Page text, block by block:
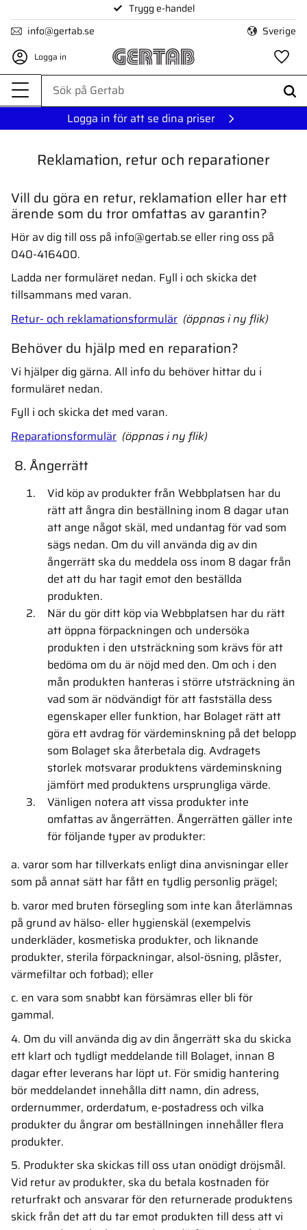
Meny
Trygg e-handel
info@gertab.se
Sverige
Logga in
Logga in för att se dina priser
Reklamation, retur och reparationer
Vill du göra en retur, reklamation eller har ett
ärende som du tror omfattas av garantin?
Hör av dig till oss på info@gertab.se eller ring oss på
040-416400.
Ladda ner formuläret nedan. Fyll i och skicka det
tillsammans med varan.
Retur- och reklamationsformulär (öppnas i ny flik)
Behöver du hjälp med en reparation?
Vi hjälper dig gärna. All info du behöver hittar du i
formuläret nedan.
Fyll i och skicka det med varan.
Reparationsformulär (öppnas i ny flik)
8. Ångerrätt
Vid köp av produkter från Webbplatsen har du
rätt att ångra din beställning inom 8 dagar utan
att ange något skäl, med undantag för vad som
sägs nedan. Om du vill använda dig av din
ångerrätt ska du meddela oss inom 8 dagar från
det att du har tagit emot den beställda
produkten.
När du gör ditt köp via Webbplatsen har du rätt
att öppna förpackningen och undersöka
produkten i den utsträckning som krävs för att
bedöma om du är nöjd med den. Om och i den
mån produkten hanteras i större utsträckning än
vad som är nödvändigt för att fastställa dess
egenskaper eller funktion, har Bolaget rätt att
göra ett avdrag för värdeminskning på det belopp
som Bolaget ska återbetala dig. Avdragets
storlek motsvarar produktens värdeminskning
jämfört med produktens ursprungliga värde.
Vänligen notera att vissa produkter inte
omfattas av ångerrätten. Ångerrätten gäller inte
för följande typer av produkter:
a. varor som har tillverkats enligt dina anvisningar eller
som på annat sätt har fått en tydlig personlig prägel;
b. varor med bruten försegling som inte kan återlämnas
på grund av hälso- eller hygienskäl (exempelvis
underkläder, kosmetiska produkter, och liknande
produkter, sterila förpackningar, alsol-ösning, plåster,
värmefiltar och fotbad); eller
c. en vara som snabbt kan försämras eller bli för
gammal.
4. Om du vill använda dig av din ångerrätt ska du skicka
ett klart och tydligt meddelande till Bolaget, innan 8
dagar efter leverans har löpt ut. För smidig hantering
bör meddelandet innehålla ditt namn, din adress,
ordernummer, orderdatum, e-postadress och vilka
produkter du ångrar om beställningen innehåller flera
produkter.
5. Produkter ska skickas till oss utan onödigt dröjsmål.
Vid retur av produkter, ska du betala kostnaden för
returfrakt och ansvarar för den returnerade produktens
skick från det att du tar emot produkten till dess att vi